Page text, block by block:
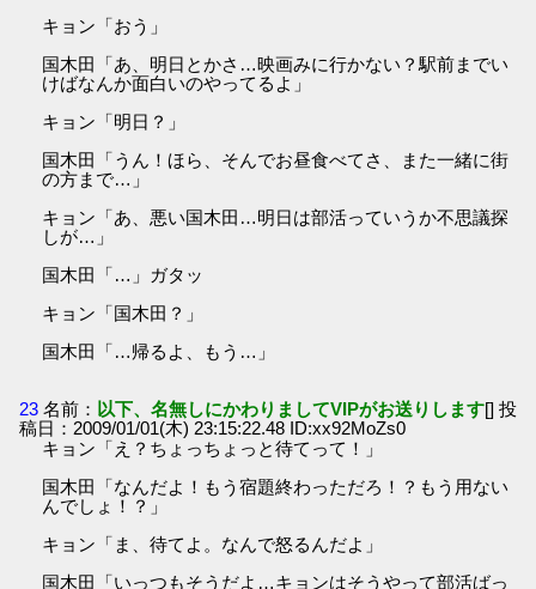
キョン「おう」
国木田「あ、明日とかさ…映画みに行かない？駅前までい
けばなんか面白いのやってるよ」
キョン「明日？」
国木田「うん！ほら、そんでお昼食べてさ、また一緒に街
の方まで…」
キョン「あ、悪い国木田…明日は部活っていうか不思議探
しが…」
国木田「…」ガタッ
キョン「国木田？」
国木田「…帰るよ、もう…」
23 名前： 以下、名無しにかわりましてVIPがお送りします[] 投
稿日：2009/01/01(木) 23:15:22.48 ID:xx92MoZs0
キョン「え？ちょっちょっと待てって！」
国木田「なんだよ！もう宿題終わっただろ！？もう用ない
んでしょ！？」
キョン「ま、待てよ。なんで怒るんだよ」
国木田「いっつもそうだよ…キョンはそうやって部活ばっ